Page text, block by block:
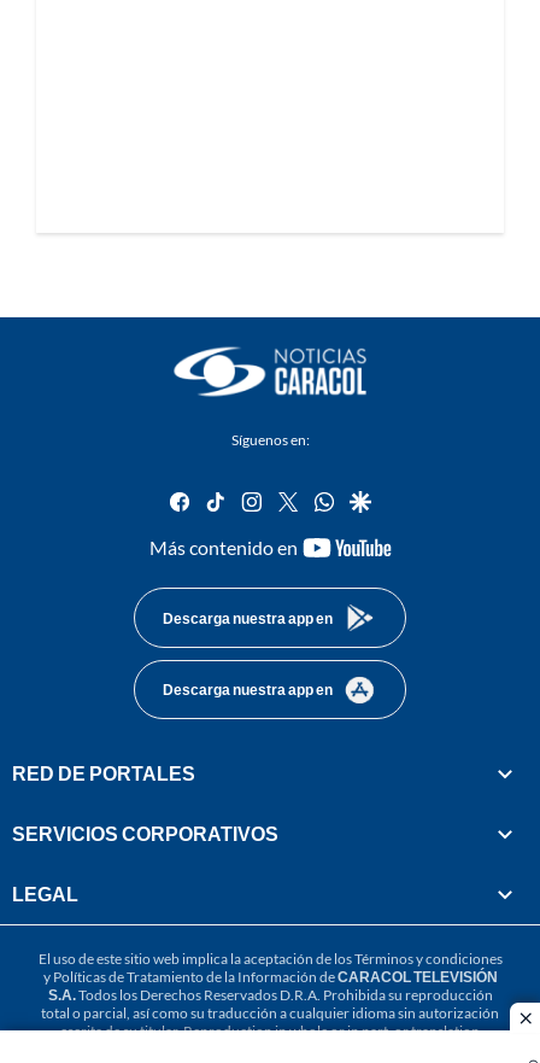
Síguenos en:
facebook
tiktok instagram
twitterwhatsapp
google
Más contenido en
youtube-
Descarga nuestra app en
Descarga nuestra app en
RED DE PORTALES
SERVICIOS CORPORATIVOS
LEGAL
El uso de este sitio web implica la aceptación de losTérminos y condiciones
y Políticas de Tratamiento de la Información deCARACOL TELEVISIÓN
S.A.Todos los Derechos Reservados D.R.A. Prohibida su reproducción
total o parcial, así como su traducción a cualquier idioma sin autorización
escrita de su titular. Reproduction in whole or in part, or translation